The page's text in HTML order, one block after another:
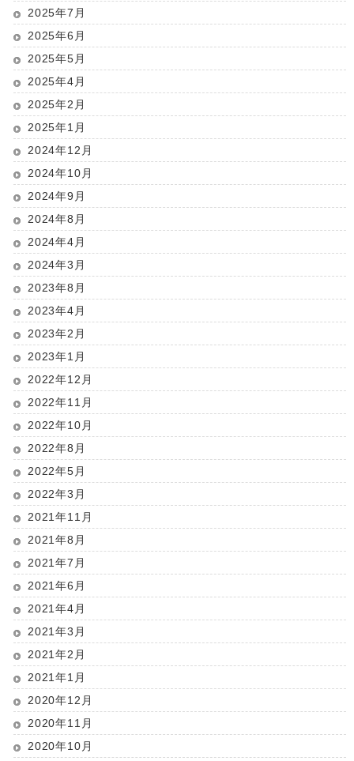
2025年7月
2025年6月
2025年5月
2025年4月
2025年2月
2025年1月
2024年12月
2024年10月
2024年9月
2024年8月
2024年4月
2024年3月
2023年8月
2023年4月
2023年2月
2023年1月
2022年12月
2022年11月
2022年10月
2022年8月
2022年5月
2022年3月
2021年11月
2021年8月
2021年7月
2021年6月
2021年4月
2021年3月
2021年2月
2021年1月
2020年12月
2020年11月
2020年10月